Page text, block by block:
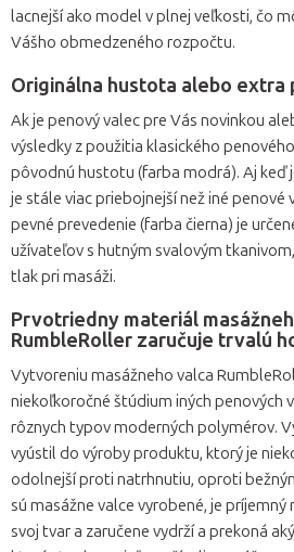
lacnejší ako model v plnej veľkosti, čo
Vášho obmedzeného rozpočtu.
Originálna hustota alebo extra
Ak je penový valec pre Vás novinkou
výsledky z použitia klasického
pôvodnú hustotu (farba modrá). Aj keď
je stále viac priebojnejší než iné penové
pevné prevedenie (farba čierna) je
užívateľov s hutným svalovým
tlak pri masáži.
Prvotriedny materiál
RumbleRoller zaručuje trvalú
Vytvoreniu masážneho valca
niekoľkoročné štúdium iných penových
rôznych typov moderných polymérov.
vyústil do výroby produktu, ktorý je
odolnejší proti natrhnutiu, oproti
sú masážne valce vyrobené, je príjemný
svoj tvar a zaručene vydrží a prekoná